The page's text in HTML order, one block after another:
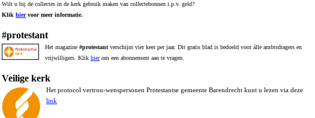
Wilt u bij de collectes in de kerk gebruik maken van collectebonnen i.p.v. geld?
Klik hiervoor meer informatie.
#protestant
Het magazine #protestant verschijnt vier keer per jaar. Dit gratis blad is bedoeld voor álle ambtsdragers en
vrijwilligers. Klik hierom een abonnement aan te vragen.
Veilige kerk
Het protocol vertrou-wenspersonen Protestantse gemeente Barendrecht kunt u lezen via deze
link